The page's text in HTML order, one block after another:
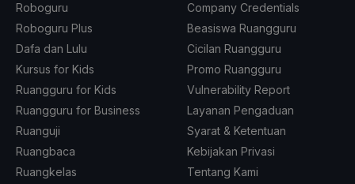
Roboguru
Roboguru Plus
Dafa dan Lulu
Kursus for Kids
Ruangguru for Kids
Ruangguru for Business
Ruanguji
Ruangbaca
Ruangkelas
Company Credentials
Beasiswa Ruangguru
Cicilan Ruangguru
Promo Ruangguru
Vulnerability Report
Layanan Pengaduan
Syarat & Ketentuan
Kebijakan Privasi
Tentang Kami